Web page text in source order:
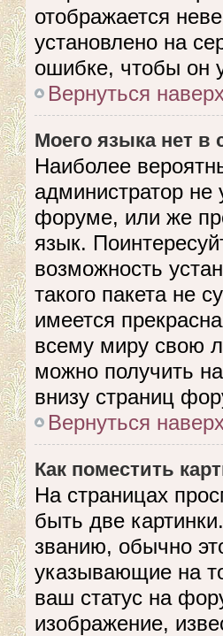
отображается
установлено на
ошибке, чтобы он
Вернуться
Моего языка нет в
Наиболее
администратор не
форуме, или же
язык.
возможность
такого пакета не
имеется
всему миру свою
можно получить
внизу страниц
Вернуться
Как поместить
На страницах
быть две
званию, обычно
указывающие на
ваш статус на
изображение,